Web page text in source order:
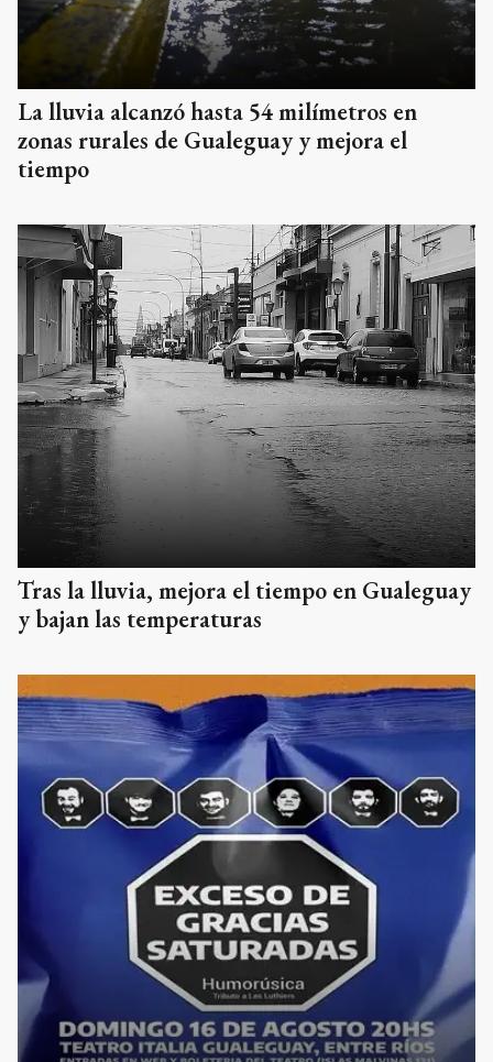
La lluvia alcanzó hasta 54 milímetros en
zonas rurales de Gualeguay y mejora el
tiempo
Tras la lluvia, mejora el tiempo en Gualeguay
y bajan las temperaturas